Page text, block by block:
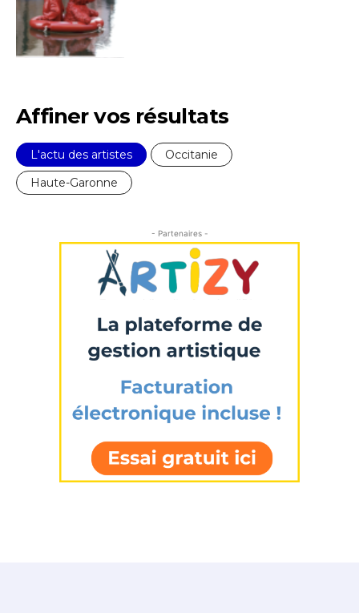
Affiner vos résultats
L'actu des artistes
Occitanie
Haute-Garonne
- Partenaires -